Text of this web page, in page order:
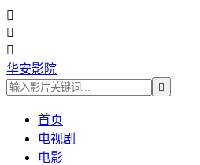



华安影院

首页
电视剧
电影